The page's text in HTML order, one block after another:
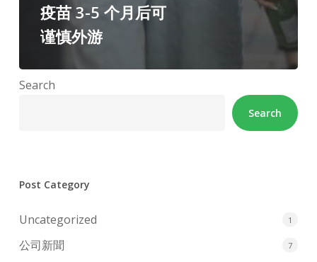
疫苗 3-5 个月后可
谨慎外游
Search
Search
Post Category
Uncategorized 1
公司新聞 7